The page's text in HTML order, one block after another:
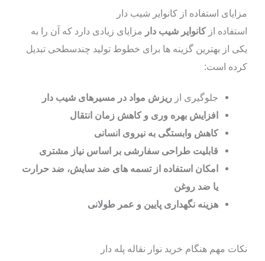
مزایای استفاده از کانوایر شیب‌ دار
استفاده ازکانوایر شیب‌ دار مزایای زیادی دارد که آن را به
یکی از بهترین گزینه‌ ها برای خطوط تولید چندسطحی تبدیل
کرده است:
جلوگیری ازریزش مواد در مسیرهای شیب‌ دار
افزایش بهره‌ وری و کاهش زمان انتقال
کاهش وابستگی به نیروی انسانی
قابلیت طراحی سفارشی بر اساس نیاز مشتری
امکان استفاده از تسمه‌ های ضد سایش، ضد حرارت
یا ضد روغن
هزینه نگهداری پایین و عمر طولانی
نکات مهم هنگام خرید نوار نقاله پله‌ دار